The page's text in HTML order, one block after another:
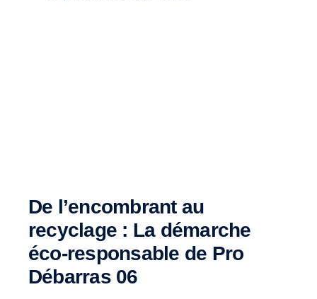
De l’encombrant au
recyclage : La démarche
éco-responsable de Pro
Débarras 06